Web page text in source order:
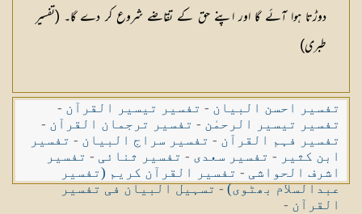
دوڑتا ہوا آئے گا اور اپنے حق کے تقاضے شروع کر دے گا۔ (تفسیر
طبری)
تفسیر احسن البیان - تفسیر تیسیر القرآن -
تفسیر تیسیر الرحمٰن - تفسیر ترجمان القرآن -
تفسیر فہم القرآن - تفسیر سراج البیان - تفسیر
ابن کثیر - تفسیر سعدی - تفسیر ثنائی - تفسیر
اشرف الحواشی - تفسیر القرآن کریم (تفسیر
عبدالسلام بھٹوی)-تسہیل البیان فی تفسیر
القرآن -